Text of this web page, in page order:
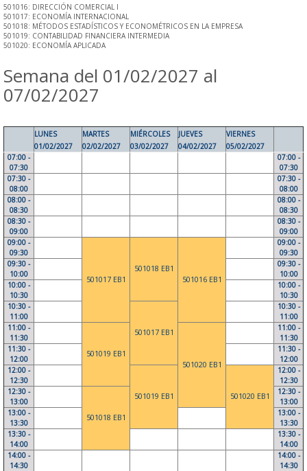
501016: DIRECCIÓN COMERCIAL I
501017: ECONOMÍA INTERNACIONAL
501018: MÉTODOS ESTADÍSTICOS Y ECONOMÉTRICOS EN LA EMPRESA
501019: CONTABILIDAD FINANCIERA INTERMEDIA
501020: ECONOMÍA APLICADA
Semana del 01/02/2027 al
07/02/2027
LUNES
01/02/2027
MARTES
02/02/2027
MIÉRCOLES
03/02/2027
JUEVES
04/02/2027
VIERNES
05/02/2027
07:00 -
07:30
07:00 -
07:30
07:30 -
08:00
07:30 -
08:00
08:00 -
08:30
08:00 -
08:30
08:30 -
09:00
08:30 -
09:00
09:00 -
09:30
501017 EB1
501018 EB1
501016 EB1
09:00 -
09:30
09:30 -
10:00
09:30 -
10:00
10:00 -
10:30
10:00 -
10:30
10:30 -
11:00
501017 EB1
10:30 -
11:00
11:00 -
11:30
501019 EB1
501020 EB1
11:00 -
11:30
11:30 -
12:00
11:30 -
12:00
12:00 -
12:30
501019 EB1
501020 EB1
12:00 -
12:30
12:30 -
13:00
501018 EB1
12:30 -
13:00
13:00 -
13:30
13:00 -
13:30
13:30 -
14:00
13:30 -
14:00
14:00 -
14:30
14:00 -
14:30